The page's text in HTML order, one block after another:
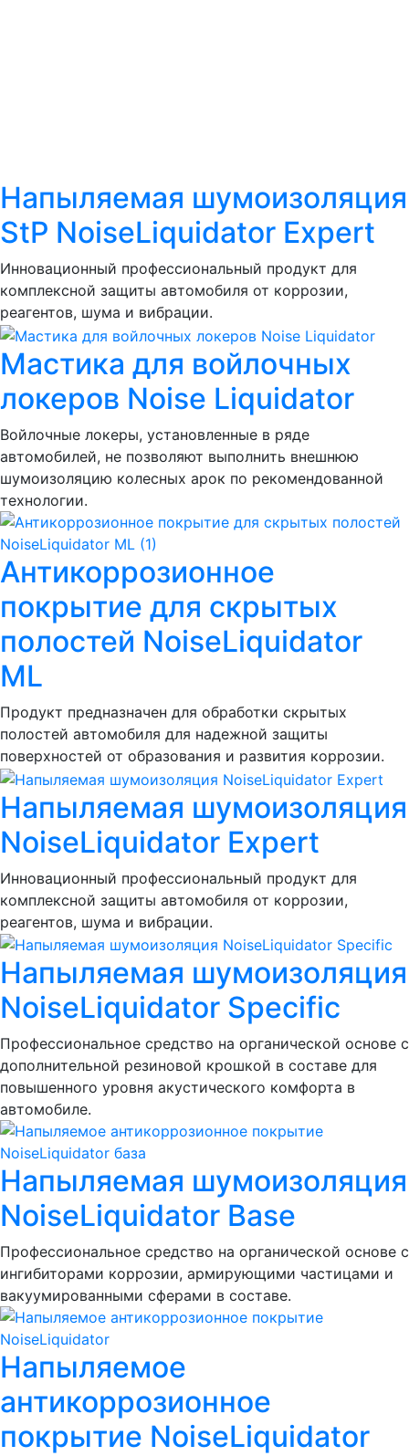
Напыляемая шумоизоляция
StP NoiseLiquidator Expert
Инновационный профессиональный продукт для
комплексной защиты автомобиля от коррозии,
реагентов, шума и вибрации.
Мастика для войлочных
локеров Noise Liquidator
Войлочные локеры, установленные в ряде
автомобилей, не позволяют выполнить внешнюю
шумоизоляцию колесных арок по рекомендованной
технологии.
Антикоррозионное
покрытие для скрытых
полостей NoiseLiquidator
ML
Продукт предназначен для обработки скрытых
полостей автомобиля для надежной защиты
поверхностей от образования и развития коррозии.
Напыляемая шумоизоляция
NoiseLiquidator Expert
Инновационный профессиональный продукт для
комплексной защиты автомобиля от коррозии,
реагентов, шума и вибрации.
Напыляемая шумоизоляция
NoiseLiquidator Specific
Профессиональное средство на органической основе с
дополнительной резиновой крошкой в составе для
повышенного уровня акустического комфорта в
автомобиле.
Напыляемая шумоизоляция
NoiseLiquidator Base
Профессиональное средство на органической основе с
ингибиторами коррозии, армирующими частицами и
вакуумированными сферами в составе.
Напыляемое
антикоррозионное
покрытие NoiseLiquidator